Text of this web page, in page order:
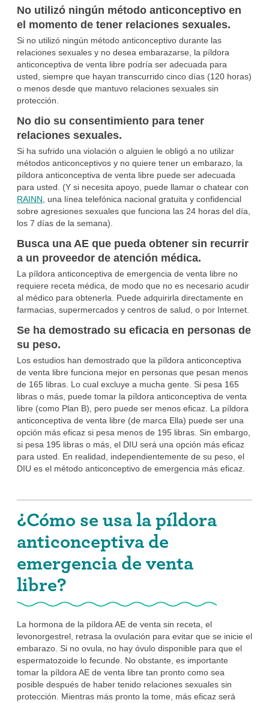
No utilizó ningún método anticonceptivo en
el momento de tener relaciones sexuales.
Si no utilizó ningún método anticonceptivo durante las
relaciones sexuales y no desea embarazarse, la píldora
anticonceptiva de venta libre podría ser adecuada para
usted, siempre que hayan transcurrido cinco días (120 horas)
o menos desde que mantuvo relaciones sexuales sin
protección.
No dio su consentimiento para tener
relaciones sexuales.
Si ha sufrido una violación o alguien le obligó a no utilizar
métodos anticonceptivos y no quiere tener un embarazo, la
píldora anticonceptiva de venta libre puede ser adecuada
para usted. (Y si necesita apoyo, puede llamar o chatear con
RAINN , una línea telefónica nacional gratuita y confidencial
sobre agresiones sexuales que funciona las 24 horas del día,
los 7 días de la semana).
Busca una AE que pueda obtener sin recurrir
a un proveedor de atención médica.
La píldora anticonceptiva de emergencia de venta libre no
requiere receta médica, de modo que no es necesario acudir
al médico para obtenerla. Puede adquirirla directamente en
farmacias, supermercados y centros de salud, o por Internet.
Se ha demostrado su eficacia en personas de
su peso.
Los estudios han demostrado que la píldora anticonceptiva
de venta libre funciona mejor en personas que pesan menos
de 165 libras. Lo cual excluye a mucha gente. Si pesa 165
libras o más, puede tomar la píldora anticonceptiva de venta
libre (como Plan B), pero puede ser menos eficaz. La píldora
anticonceptiva de venta libre (de marca Ella) puede ser una
opción más eficaz si pesa menos de 195 libras. Sin embargo,
si pesa 195 libras o más, el DIU será una opción más eficaz
para usted. En realidad, independientemente de su peso, el
DIU es el método anticonceptivo de emergencia más eficaz.
¿Cómo se usa la píldora
anticonceptiva de
emergencia de venta
libre?
La hormona de la píldora AE de venta sin receta, el
levonorgestrel, retrasa la ovulación para evitar que se inicie el
embarazo. Si no ovula, no hay óvulo disponible para que el
espermatozoide lo fecunde. No obstante, es importante
tomar la píldora AE de venta libre tan pronto como sea
posible después de haber tenido relaciones sexuales sin
protección. Mientras más pronto la tome, más eficaz será